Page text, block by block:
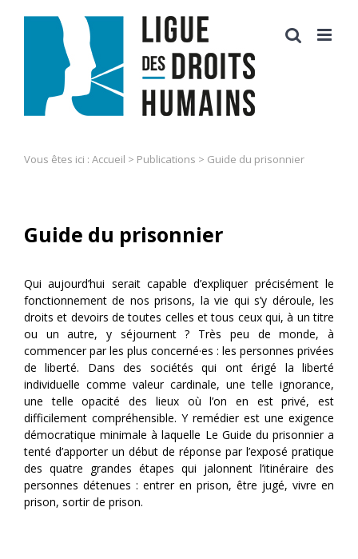
Vous êtes ici : Accueil > Publications > Guide du prisonnier
Guide du prisonnier
Qui aujourd’hui serait capable d’expliquer précisément le
fonctionnement de nos prisons, la vie qui s’y déroule, les
droits et devoirs de toutes celles et tous ceux qui, à un titre
ou un autre, y séjournent ? Très peu de monde, à
commencer par les plus concerné·es : les personnes privées
de liberté. Dans des sociétés qui ont érigé la liberté
individuelle comme valeur cardinale, une telle ignorance,
une telle opacité des lieux où l’on en est privé, est
difficilement compréhensible. Y remédier est une exigence
démocratique minimale à laquelle Le Guide du prisonnier a
tenté d’apporter un début de réponse par l’exposé pratique
des quatre grandes étapes qui jalonnent l’itinéraire des
personnes détenues : entrer en prison, être jugé, vivre en
prison, sortir de prison.